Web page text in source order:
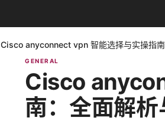
Cisco anyconnect vpn 智能选择与实操指
GENERAL
Cisco
南：全面解